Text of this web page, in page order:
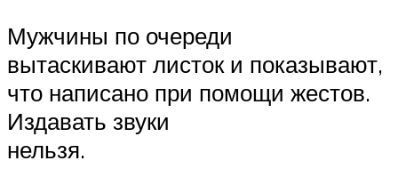
Мужчины по очереди
вытаскивают листок и показывают,
что написано при помощи жестов.
Издавать звуки
нельзя.